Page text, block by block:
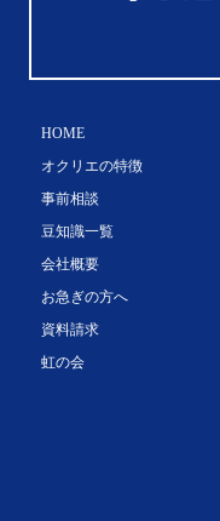
HOME
オクリエの特徴
事前相談
豆知識一覧
会社概要
お急ぎの方へ
資料請求
虹の会